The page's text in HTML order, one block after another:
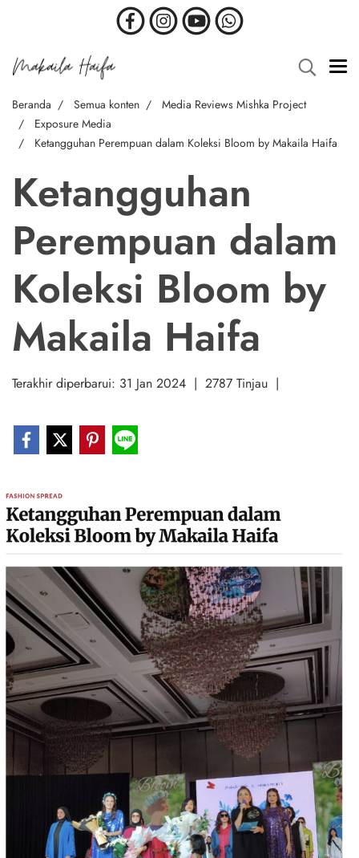
Beranda Semua konten
Media Reviews Mishka Project
Exposure Media
Ketangguhan Perempuan dalam Koleksi Bloom by Makaila Haifa
Ketangguhan
Perempuan dalam
Koleksi Bloom by
Makaila Haifa
Terakhir diperbarui: 31 Jan 2024 | 2787 Tinjau |